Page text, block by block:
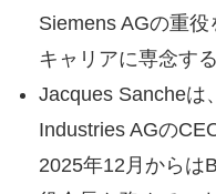
Siemens AGの重
キャリアに専念す
Jacques Sancheは
Industries AGの
2025年12月からは